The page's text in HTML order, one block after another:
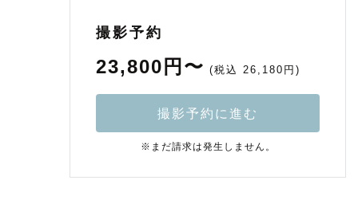
撮影予約
23,800円〜 (税込 26,180円)
撮影予約に進む
※まだ請求は発生しません。